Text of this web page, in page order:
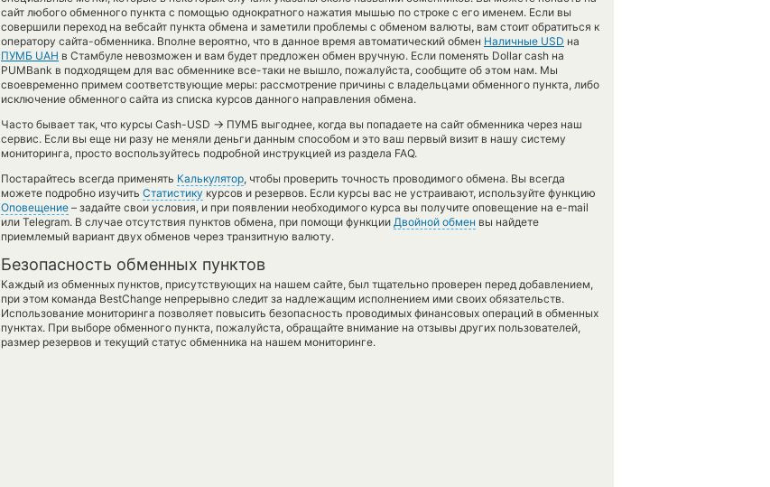
сайт любого обменного пункта с помощью однократного нажатия мышью по строке с его именем. Если вы
совершили переход на вебсайт пункта обмена и заметили проблемы с обменом валюты, вам стоит обратиться к
оператору сайта-обменника. Вполне вероятно, что в данное время автоматический обмен Наличные USD на
ПУМБ UAH в Стамбуле невозможен и вам будет предложен обмен вручную. Если поменять Dollar cash на
PUMBank в подходящем для вас обменнике все-таки не вышло, пожалуйста, сообщите об этом нам. Мы
своевременно примем соответствующие меры: рассмотрение причины с владельцами обменного пункта, либо
исключение обменного сайта из списка курсов данного направления обмена.
Часто бывает так, что курсы Cash-USD → ПУМБ выгоднее, когда вы попадаете на сайт обменника через наш
сервис. Если вы еще ни разу не меняли деньги данным способом и это ваш первый визит в нашу систему
мониторинга, просто воспользуйтесь подробной инструкцией из раздела FAQ.
Постарайтесь всегда применять Калькулятор, чтобы проверить точность проводимого обмена. Вы всегда
можете подробно изучить Статистику курсов и резервов. Если курсы вас не устраивают, используйте функцию
Оповещение – задайте свои условия, и при появлении необходимого курса вы получите оповещение на e-mail
или Telegram. В случае отсутствия пунктов обмена, при помощи функции Двойной обмен вы найдете
приемлемый вариант двух обменов через транзитную валюту.
Безопасность обменных пунктов
Каждый из обменных пунктов, присутствующих на нашем сайте, был тщательно проверен перед добавлением,
при этом команда BestChange непрерывно следит за надлежащим исполнением ими своих обязательств.
Использование мониторинга позволяет повысить безопасность проводимых финансовых операций в обменных
пунктах. При выборе обменного пункта, пожалуйста, обращайте внимание на отзывы других пользователей,
размер резервов и текущий статус обменника на нашем мониторинге.